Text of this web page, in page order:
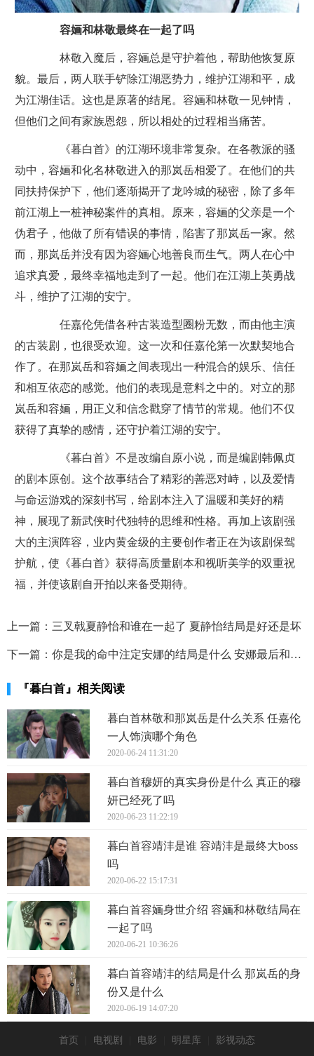
容婳和林敬最终在一起了吗
林敬入魔后，容婳总是守护着他，帮助他恢复原
貌。最后，两人联手铲除江湖恶势力，维护江湖和平，成
为江湖佳话。这也是原著的结尾。容婳和林敬一见钟情，
但他们之间有家族恩怨，所以相处的过程相当痛苦。
《暮白首》的江湖环境非常复杂。在各教派的骚
动中，容婳和化名林敬进入的那岚岳相爱了。在他们的共
同扶持保护下，他们逐渐揭开了龙吟城的秘密，除了多年
前江湖上一桩神秘案件的真相。原来，容婳的父亲是一个
伪君子，他做了所有错误的事情，陷害了那岚岳一家。然
而，那岚岳并没有因为容婳心地善良而生气。两人在心中
追求真爱，最终幸福地走到了一起。他们在江湖上英勇战
斗，维护了江湖的安宁。
任嘉伦凭借各种古装造型圈粉无数，而由他主演
的古装剧，也很受欢迎。这一次和任嘉伦第一次默契地合
作了。在那岚岳和容婳之间表现出一种混合的娱乐、信任
和相互依恋的感觉。他们的表现是意料之中的。对立的那
岚岳和容婳，用正义和信念戳穿了情节的常规。他们不仅
获得了真挚的感情，还守护着江湖的安宁。
《暮白首》不是改编自原小说，而是编剧韩佩贞
的剧本原创。这个故事结合了精彩的善恶对峙，以及爱情
与命运游戏的深刻书写，给剧本注入了温暖和美好的精
神，展现了新武侠时代独特的思维和性格。再加上该剧强
大的主演阵容，业内黄金级的主要创作者正在为该剧保驾
护航，使《暮白首》获得高质量剧本和视听美学的双重祝
福，并使该剧自开拍以来备受期待。
上一篇： 三叉戟夏静怡和谁在一起了 夏静怡结局是好还是坏
下一篇： 你是我的命中注定安娜的结局是什么 安娜最后和谁在一起了
『暮白首』相关阅读
暮白首林敬和那岚岳是什么关系 任嘉伦
一人饰演哪个角色
2020-06-24 11:31:20
暮白首穆妍的真实身份是什么 真正的穆
妍已经死了吗
2020-06-23 11:22:19
暮白首容靖沣是谁 容靖沣是最终大boss
吗
2020-06-22 15:17:31
暮白首容婳身世介绍 容婳和林敬结局在
一起了吗
2020-06-21 10:36:26
暮白首容靖沣的结局是什么 那岚岳的身
份又是什么
2020-06-19 14:07:20
首页 电视剧 电影 明星库 影视动态